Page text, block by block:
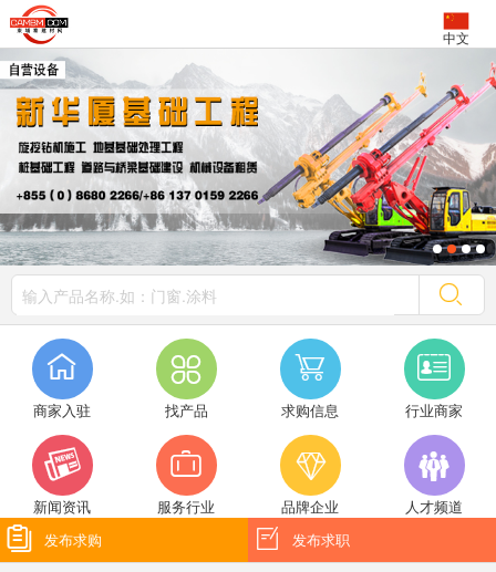
中文

商家入驻

找产品

求购信息

行业商家

新闻资讯

服务行业

品牌企业

人才频道
 发布求购  发布求职